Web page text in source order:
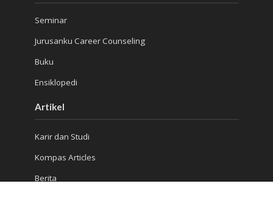
Seminar
Jurusanku Career Counseling
Buku
Ensiklopedi
Artikel
Karir dan Studi
Kompas Articles
Berita